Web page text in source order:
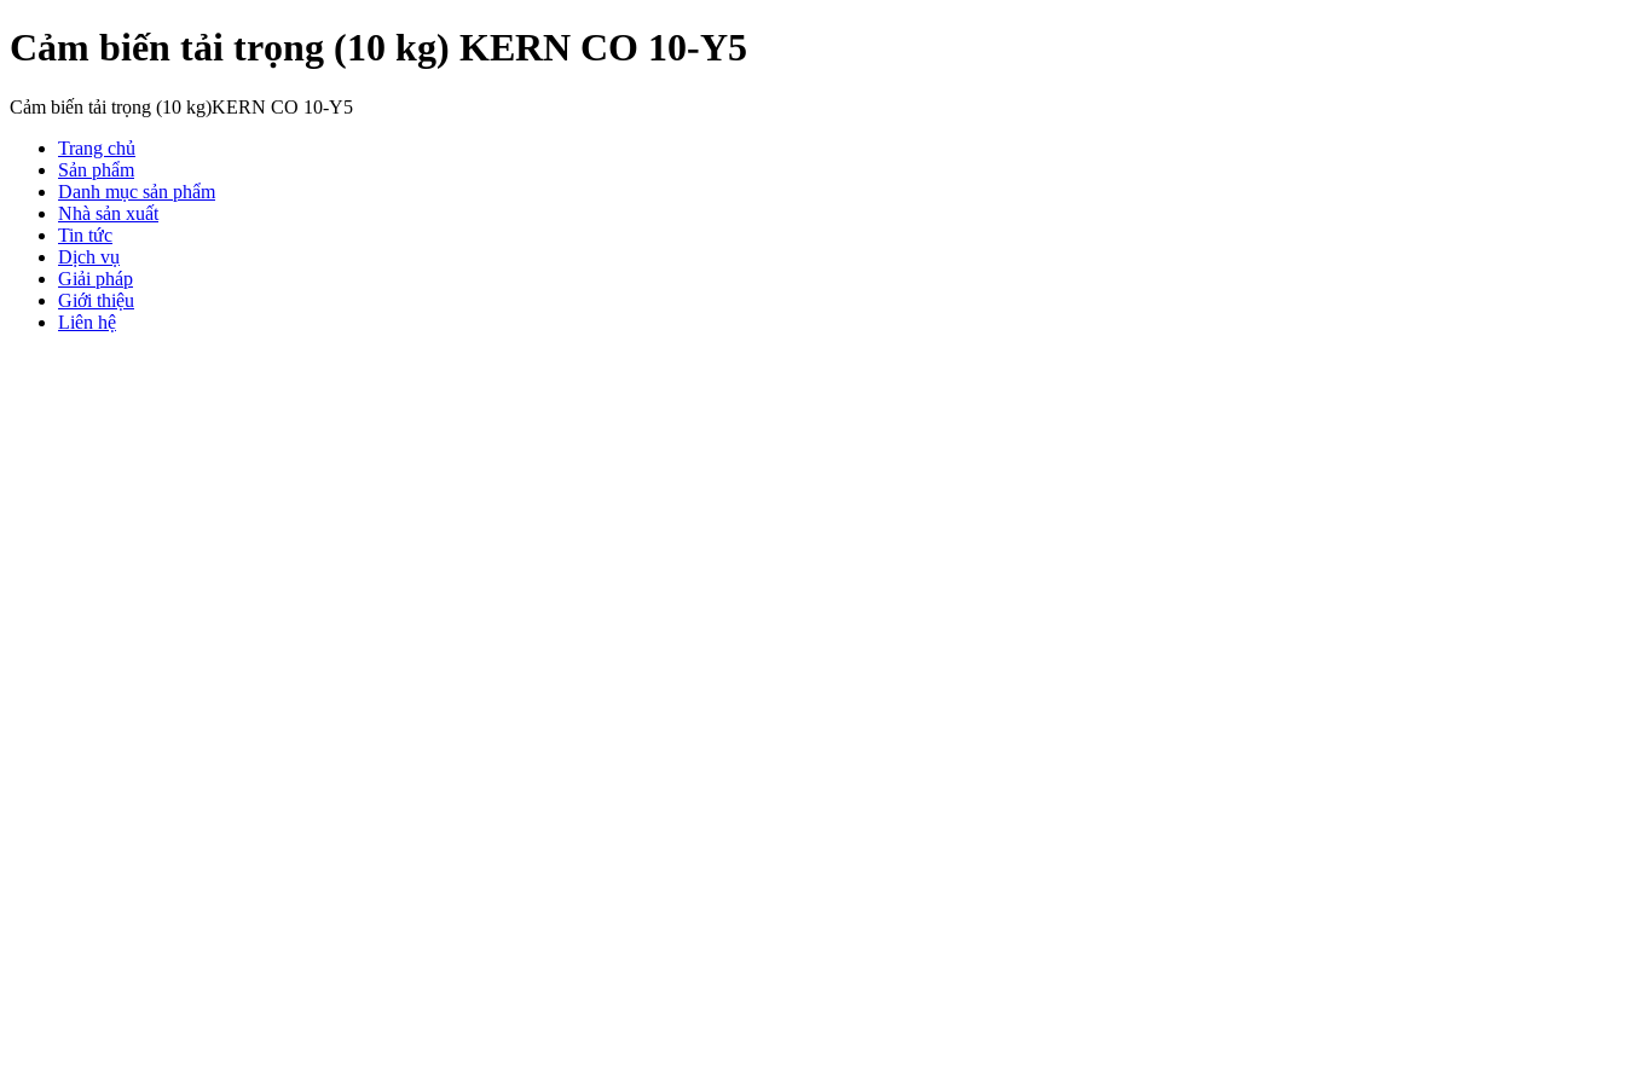
Cảm biến tải trọng (10 kg) KERN CO 10-Y5
Cảm biến tải trọng (10 kg)KERN CO 10-Y5
Trang chủ
Sản phẩm
Danh mục sản phẩm
Nhà sản xuất
Tin tức
Dịch vụ
Giải pháp
Giới thiệu
Liên hệ